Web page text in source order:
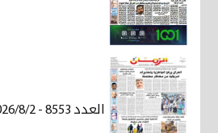
العدد 8553 - 2026/8/2